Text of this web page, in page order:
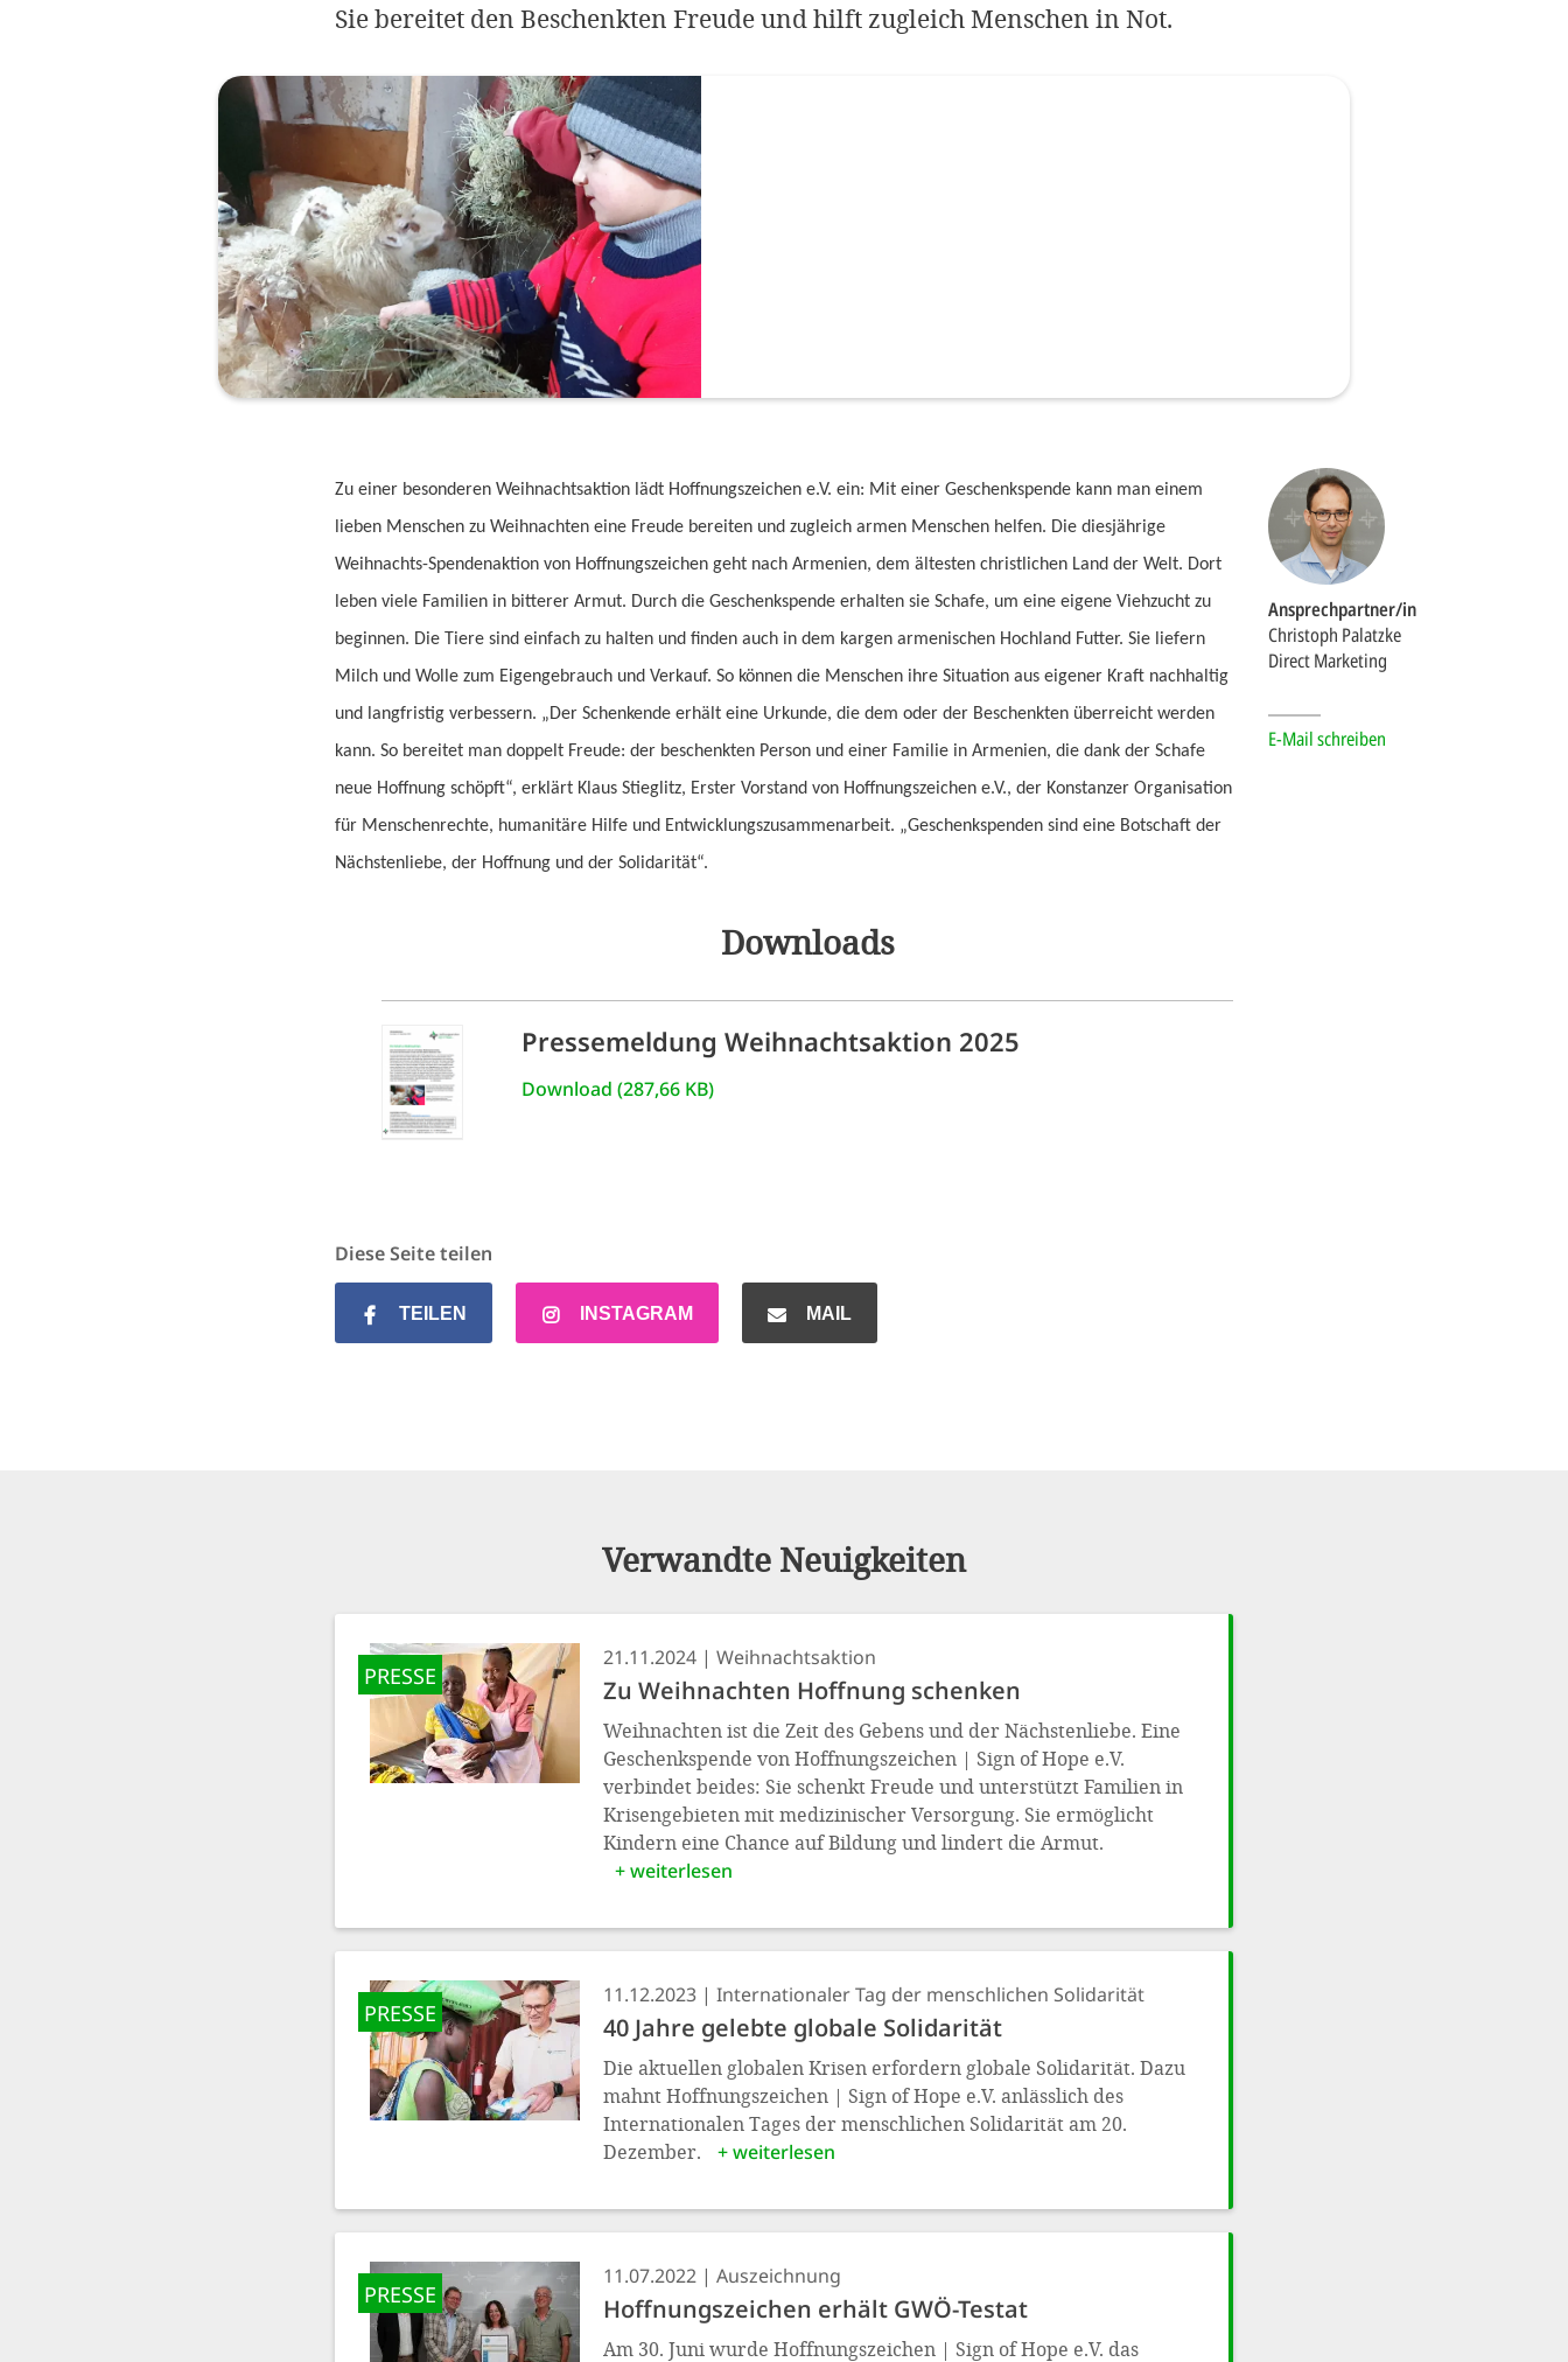
Sie bereitet den Beschenkten Freude und hilft zugleich Menschen in Not.
Ansprechpartner/in
Christoph Palatzke
Direct Marketing
E-Mail schreiben
Zu einer besonderen Weihnachtsaktion lädt Hoffnungszeichen e.V. ein: Mit einer Geschenkspende kann man einem
lieben Menschen zu Weihnachten eine Freude bereiten und zugleich armen Menschen helfen. Die diesjährige
Weihnachts-Spendenaktion von Hoffnungszeichen geht nach Armenien, dem ältesten christlichen Land der Welt. Dort
leben viele Familien in bitterer Armut. Durch die Geschenkspende erhalten sie Schafe, um eine eigene Viehzucht zu
beginnen. Die Tiere sind einfach zu halten und finden auch in dem kargen armenischen Hochland Futter. Sie liefern
Milch und Wolle zum Eigengebrauch und Verkauf. So können die Menschen ihre Situation aus eigener Kraft nachhaltig
und langfristig verbessern. „Der Schenkende erhält eine Urkunde, die dem oder der Beschenkten überreicht werden
kann. So bereitet man doppelt Freude: der beschenkten Person und einer Familie in Armenien, die dank der Schafe
neue Hoffnung schöpft“, erklärt Klaus Stieglitz, Erster Vorstand von Hoffnungszeichen e.V., der Konstanzer Organisation
für Menschenrechte, humanitäre Hilfe und Entwicklungszusammenarbeit. „Geschenkspenden sind eine Botschaft der
Nächstenliebe, der Hoffnung und der Solidarität“.
Downloads
Pressemeldung Weihnachtsaktion 2025
Download (287,66 KB)
Diese Seite teilen
TEILEN INSTAGRAM MAIL
Verwandte Neuigkeiten
PRESSE
21.11.2024 Weihnachtsaktion
Zu Weihnachten Hoffnung schenken
Weihnachten ist die Zeit des Gebens und der Nächstenliebe. Eine
Geschenkspende von Hoffnungszeichen | Sign of Hope e.V.
verbindet beides: Sie schenkt Freude und unterstützt Familien in
Krisengebieten mit medizinischer Versorgung. Sie ermöglicht
Kindern eine Chance auf Bildung und lindert die Armut.
+ weiterlesen
PRESSE
11.12.2023 Internationaler Tag der menschlichen Solidarität
40 Jahre gelebte globale Solidarität
Die aktuellen globalen Krisen erfordern globale Solidarität. Dazu
mahnt Hoffnungszeichen | Sign of Hope e.V. anlässlich des
Internationalen Tages der menschlichen Solidarität am 20.
Dezember.
+ weiterlesen
PRESSE
11.07.2022 Auszeichnung
Hoffnungszeichen erhält GWÖ-Testat
Am 30. Juni wurde Hoffnungszeichen | Sign of Hope e.V. das